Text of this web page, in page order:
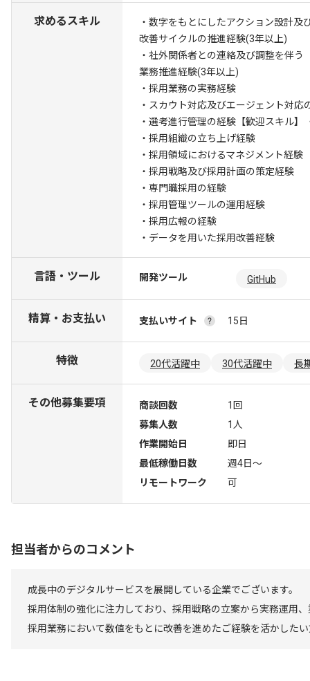
求めるスキル
・数字をもとにしたアクション設計及
改善サイクルの推進経験(3年以上)
・社外関係者との連絡及び調整を伴う
業務推進経験(3年以上)
・採用業務の実務経験
・スカウト対応及びエージェント対応
・選考進行管理の経験 【歓迎スキル
・採用組織の立ち上げ経験
・採用領域におけるマネジメント経験
・採用戦略及び採用計画の策定経験
・専門職採用の経験
・採用管理ツールの運用経験
・採用広報の経験
・データを用いた採用改善経験
言語・ツール 開発ツール GitHub
精算・お支払い 支払いサイト 15日
特徴 20代活躍中 30代活躍中 長
その他募集要項 商談回数
1回
募集人数
1人
作業開始日
即日
最低稼働日数
週4日〜
リモートワーク
可
担当者からのコメント
成長中のデジタルサービスを展開している企業でございます。
採用体制の強化に注力しており、採用戦略の立案から実務運用
採用業務において数値をもとに改善を進めたご経験を活かした